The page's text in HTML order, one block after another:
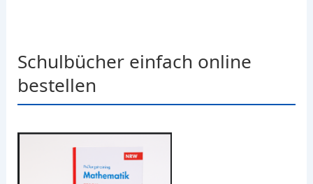
Schulbücher einfach online
bestellen